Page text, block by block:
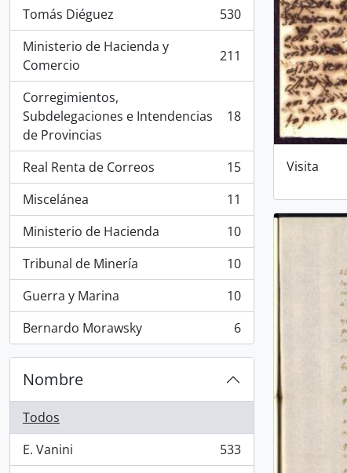
Tomás Diéguez
, 530 resultados
530
Ministerio de Hacienda y
Comercio
, 211 resultados 211
Corregimientos,
Subdelegaciones e Intendencias
de Provincias
, 18 resultados 18
Real Renta de Correos
, 15 resultados
15
Miscelánea
, 11 resultados
11
Ministerio de Hacienda
, 10 resultados
10
Tribunal de Minería
, 10 resultados
10
Guerra y Marina
, 10 resultados
10
Bernardo Morawsky
, 6 resultados 6
Nombre
Todos
E. Vanini
, 533 resultados
533
Visita